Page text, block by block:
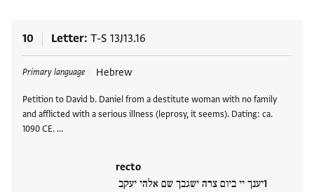
10 Letter T-S 13J13.16
Primary language Hebrew
Petition to David b. Daniel from a destitute woman with no family
and afflicted with a serious illness (leprosy, it seems). Dating: ca.
1090 CE. …
recto
יענך יי ביום צרה ישגבך שם אלהי יעקב
Tags